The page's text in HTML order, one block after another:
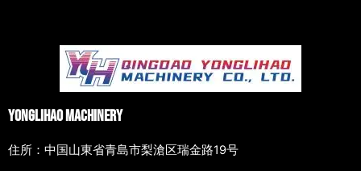
Yonglihao Machinery
住所：中国山東省青島市梨滄区瑞金路19号